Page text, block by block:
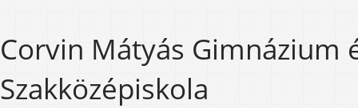
Corvin Mátyás Gimnázium
Szakközépiskola